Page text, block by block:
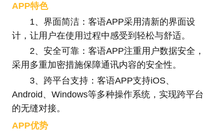
APP特色
1、界面简洁：客语APP采用清新的界面设
计，让用户在使用过程中感受到轻松与舒适。
2、安全可靠：客语APP注重用户数据安全，
采用多重加密措施保障通讯内容的安全性。
3、跨平台支持：客语APP支持iOS、
Android、Windows等多种操作系统，实现跨平台
的无缝对接。
APP优势